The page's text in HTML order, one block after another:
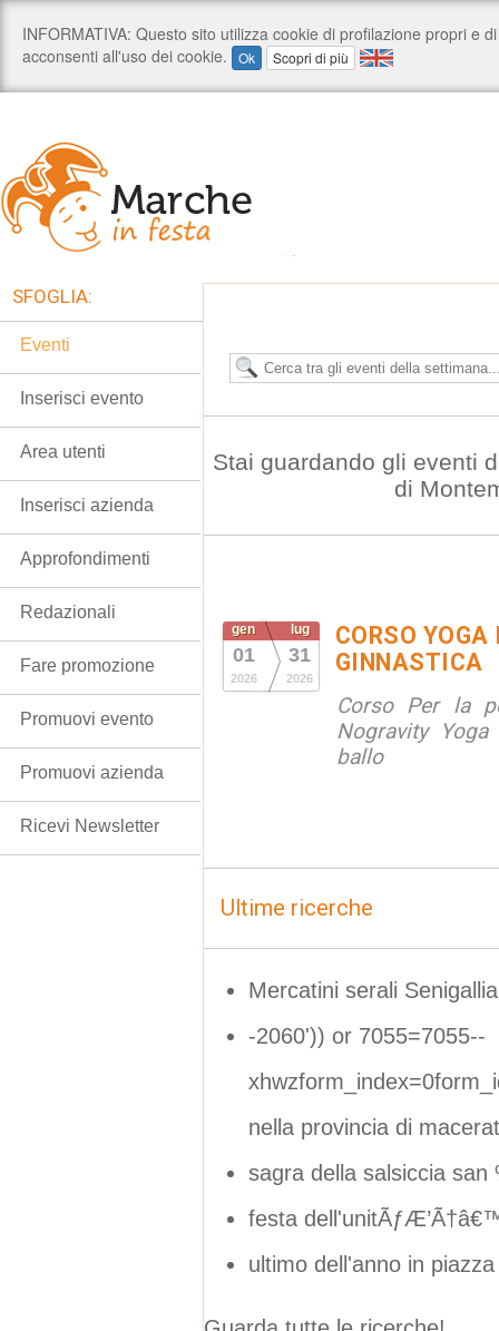
Stai guardando gli eventi
di
gen
01
2026
lug
31
2026
CORSO
GINNASTICA
Corso Per la
Nogravity
ballo
Ultime ricerche
Mercatini serali Senigallia
-2060')) or 7055=7055--
nella provincia di
sagra della salsiccia san
festa
ultimo dell'anno in
SFOGLIA:
Eventi
Inserisci evento
Area utenti
Inserisci azienda
Approfondimenti
Redazionali
Fare promozione
Promuovi evento
Promuovi azienda
Ricevi Newsletter